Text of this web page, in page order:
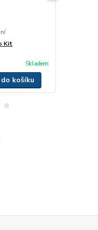
Kit
Skladem
košíku